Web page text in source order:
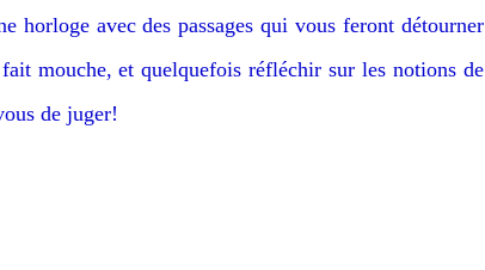
horloge avec des passages qui vous feront détourner
mouche, et quelquefois réfléchir sur les notions de
de juger!